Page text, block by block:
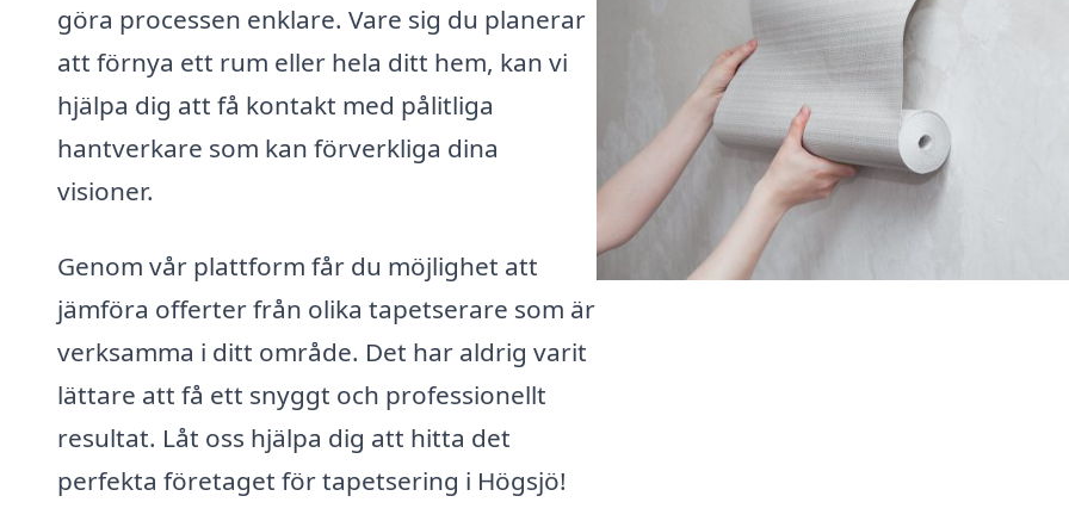
göra processen enklare. Vare sig du planerar
att förnya ett rum eller hela ditt hem, kan vi
hjälpa dig att få kontakt med pålitliga
hantverkare som kan förverkliga dina
visioner.
Genom vår plattform får du möjlighet att
jämföra offerter från olika tapetserare som är
verksamma i ditt område. Det har aldrig varit
lättare att få ett snyggt och professionellt
resultat. Låt oss hjälpa dig att hitta det
perfekta företaget för tapetsering i Högsjö!